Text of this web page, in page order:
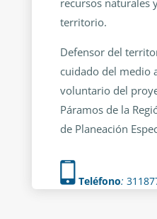
recursos naturales
territorio.
Defensor del
cuidado del medio
voluntario del
Páramos de la
de Planeación
Teléfono: